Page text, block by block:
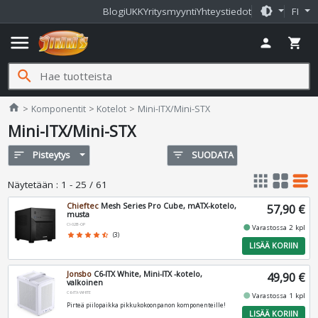
BlogiUKKYritysmyyntiYhteystiedot brightness_medium FI
menu person shopping_cart
search
home Jimms.fi
Komponentit Kotelot Mini-ITX/Mini-STX
Mini-ITX/Mini-STX
sort Pisteytys filter_list SUODATA
Näytetään : 1 - 25 / 61 apps grid_view table_rows
Chieftec Mesh Series Pro Cube, mATX-kotelo,
musta
CI-02B-OP
star star star star star_half (3)
57,90 €
fiber_manual_recordVarastossa 2 kpl
LISÄÄ KORIIN
Jonsbo C6-ITX White, Mini-ITX -kotelo,
valkoinen
C6-ITX-WHITE
Pirteä piilopaikka pikkukokoonpanon komponenteille!
49,90 €
fiber_manual_recordVarastossa 1 kpl
LISÄÄ KORIIN